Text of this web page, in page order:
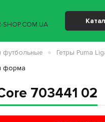
703441 02
футбольные Гетры Puma